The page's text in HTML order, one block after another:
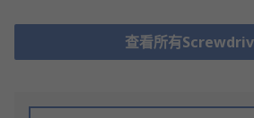
查看所有